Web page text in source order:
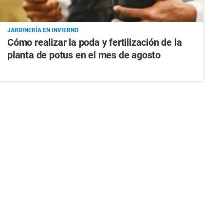
JARDINERÍA EN INVIERNO
Cómo realizar la poda y fertilización de la
planta de potus en el mes de agosto